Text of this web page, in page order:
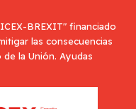
BREXIT" financiado
las consecuencias
la Unión. Ayudas